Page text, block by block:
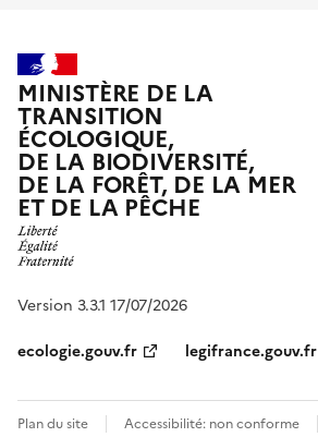
MINISTÈRE DE LA
TRANSITION
ÉCOLOGIQUE,
DE LA BIODIVERSITÉ,
DE LA FORÊT, DE LA MER
ET DE LA PÊCHE
Version 3.3.1 17/07/2026
ecologie.gouv.fr
legifrance.gouv.fr
Plan du site Accessibilité: non conforme